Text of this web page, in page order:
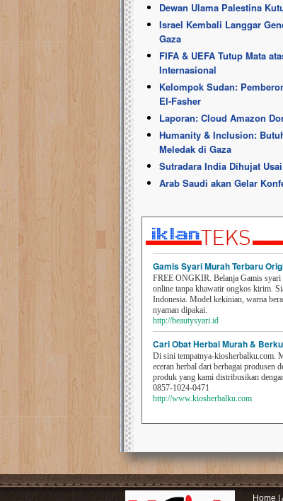
Dewan Ulama Palestina
Israel Kembali Langgar
Gaza
FIFA & UEFA Tutup Mata
Internasional
Kelompok Sudan:
El-Fasher
Laporan: Cloud Amazon
Humanity & Inclusion:
Meledak di Gaza
Sutradara India Dihujat
Arab Saudi akan Gelar
Gamis Syari Murah Terbaru
FREE ONGKIR. Belanja Gamis syari
online tanpa khawatir ongkos kirim.
Indonesia. Model kekinian, warna
nyaman dipakai.
http://beautysyari.id
Cari Obat Herbal Murah &
Di sini tempatnya-kiosherbalku.com.
eceran herbal dari berbagai produsen
produk yang kami distribusikan
0857-1024-0471
http://www.kiosherbalku.com
Home